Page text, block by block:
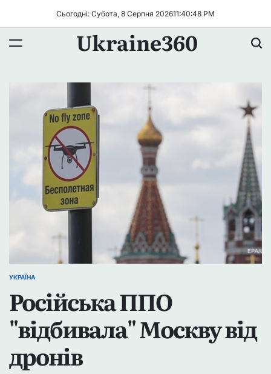
Сьогодні: Субота, 8 Серпня 202611:40:48 PM
Ukraine360
ОПУБЛІКУВАТИ
УКРАЇНА
Російська ППО
"відбивала" Москву від
дронів